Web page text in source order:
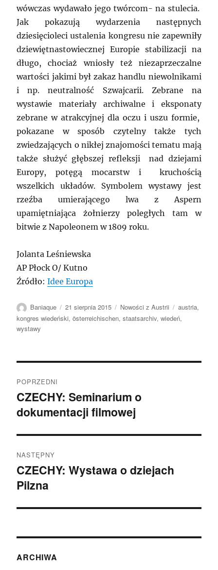
wówczas wydawało jego twórcom- na stulecia.
Jak pokazują wydarzenia następnych
dziesięcioleci ustalenia kongresu nie zapewniły
dziewiętnastowiecznej Europie stabilizacji na
długo, chociaż wniosły też niezaprzeczalne
wartości jakimi był zakaz handlu niewolnikami
i np. neutralność Szwajcarii. Zebrane na
wystawie materiały archiwalne i eksponaty
zebrane w atrakcyjnej dla oczu i uszu formie,
pokazane w sposób czytelny także tych
zwiedzających o nikłej znajomości tematu mają
także służyć głębszej refleksji nad dziejami
Europy, potęgą mocarstw i kruchością
wszelkich układów. Symbolem wystawy jest
rzeźba umierającego lwa z Aspern
upamiętniająca żołnierzy poległych tam w
bitwie z Napoleonem w 1809 roku.
Jolanta Leśniewska
AP Płock O/ Kutno
Źródło:Idee Europa
Autor
Baniaque
Data
publikacji
21 sierpnia 2015 Kategorie
Nowości z Austrii Tagi
austria,
kongres wiedeński,österreichischen,staatsarchiv,wiedeń,
wystawy
wpisu
POPRZEDNI
Poprzedni
wpis:
CZECHY: Seminarium o
dokumentacji filmowej
NASTĘPNY
Następny
wpis:
CZECHY: Wystawa o dziejach
Pilzna
ARCHIWA